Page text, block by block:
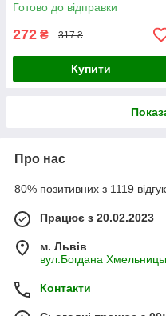
Готово до відправки
272 ₴ 317 ₴
Купити
Про нас
80% позитивних з 1119
Працює з 20.02.2023
м. Львів
вул.Богдана
Контакти